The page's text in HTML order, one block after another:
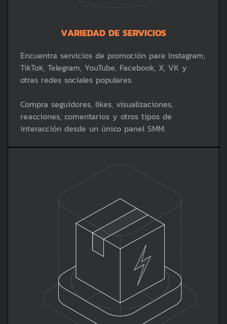
VARIEDAD DE SERVICIOS
Encuentra servicios de promoción para Instagram,
TikTok, Telegram, YouTube, Facebook, X, VK y
otras redes sociales populares.
Compra seguidores, likes, visualizaciones,
reacciones, comentarios y otros tipos de
interacción desde un único panel SMM.